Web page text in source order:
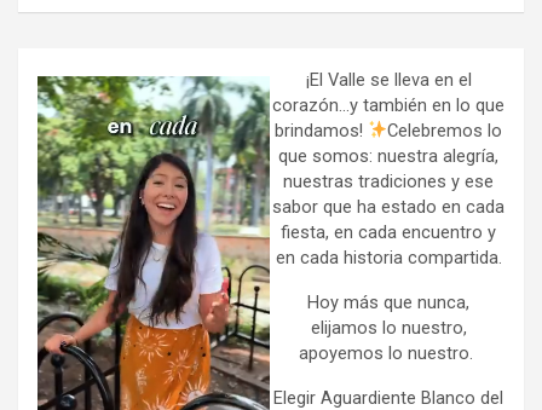
h
¡El Valle se lleva en el
corazón…y también en lo que
brindamos!
Celebremos lo
que somos: nuestra alegría,
nuestras tradiciones y ese
sabor que ha estado en cada
fiesta, en cada encuentro y
en cada historia compartida.
Hoy más que nunca,
elijamos lo nuestro,
apoyemos lo nuestro.
Elegir Aguardiente Blanco del